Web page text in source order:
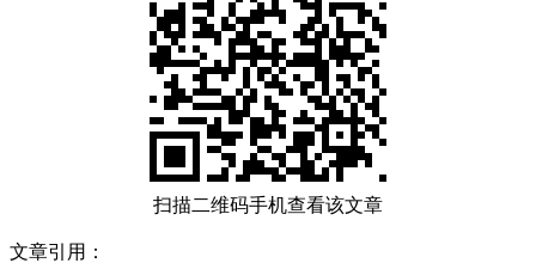
扫描二维码手机查看该文章
文章引用：